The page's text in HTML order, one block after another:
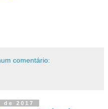
comentário:
2017